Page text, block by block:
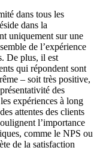
dans tous les
dans la
uniquement sur une
de l’expérience
De plus, il est
qui répondent sont
– soit très positive,
des
expériences à long
attentes des clients
l’importance
comme le NPS ou
de la satisfaction